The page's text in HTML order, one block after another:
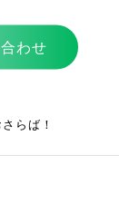
わせ
らば！